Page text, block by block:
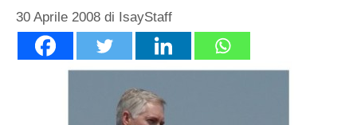
30 Aprile 2008 di IsayStaff